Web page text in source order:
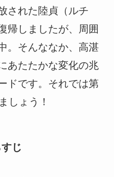
された陸貞（ルチ
帰しましたが、周囲
。そんななか、高湛
あたたかな変化の兆
ドです。それでは第
しょう！
じ